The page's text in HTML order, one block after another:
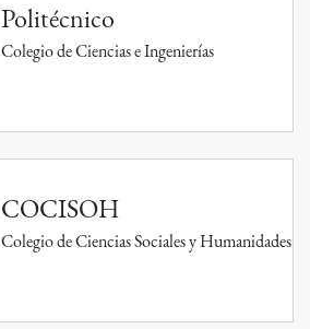
Politécnico
Colegio de Ciencias e Ingenierías
COCISOH
Colegio de Ciencias Sociales y Humanidades